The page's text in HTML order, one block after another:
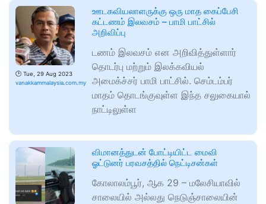
🕑 Tue, 29 Aug 2023
vanakkammalaysia.com.my
ஊடகவியலாளருக்கு ஒரு மாத கைப்பேசி
கட்டணம் இலவசம் – பாமி பாட்சில்
அறிவிப்பு
டணம் இலவசம் என அறிவித்துள்ளார்
தொடர்பு மற்றும் இலக்கவியல்
அமைக்ச்சர் பாமி பாட்சில். செம்டம்பர்
மாதம் தொடங்குவுள்ள இந்த சலுகையால்
நாட்டிலுள்ள
விமானத்துடன் போட்டியிட்ட மைவி
ஓட்டுனர் பரவசத்தில் நெட்டிசன்கள்
கோலாலம்பூர், ஆக 29 – மலேசியாவில்
சாலையில் அல்லது நெடுஞ்சாலையின்